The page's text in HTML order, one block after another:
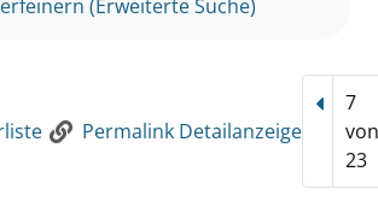
(Erweiterte Suche)
Permalink Detailanzeige
7
23